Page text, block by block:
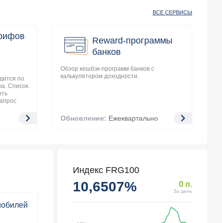
ВСЕ СЕРВИСЫ
по
Список
Reward-программы
банков
Обзор кешбэк-программ банков с
калькулятором доходности.
Обновление: Ежеквартально
Индекс FRG100
10,6507% 0 п.
За день